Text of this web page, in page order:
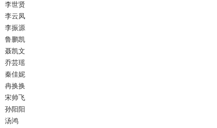
李世贤
李云凤
李振源
鲁鹏凯
聂凯文
乔芸瑶
秦佳妮
冉换换
宋帅飞
孙阳阳
汤鸿